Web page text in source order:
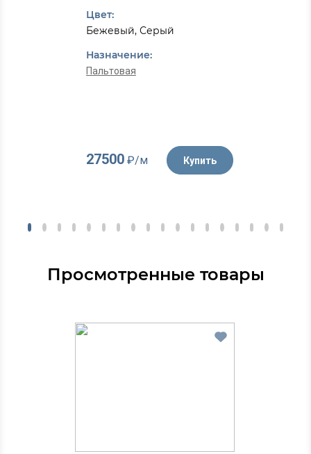
Цвет:
Бежевый, Серый
Назначение:
Пальтовая
27500₽/м Купить
Просмотренные товары